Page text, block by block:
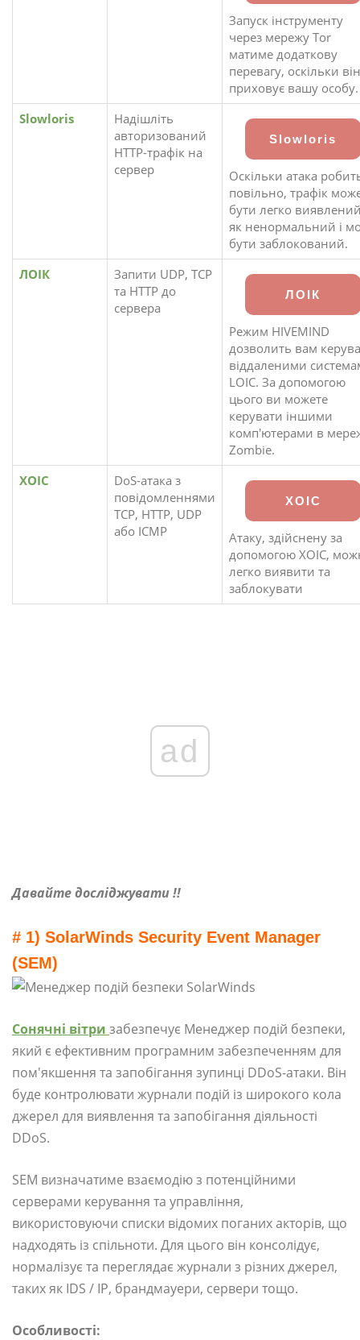
Запуск інструменту
через мережу Tor
матиме додаткову
перевагу, оскільки він
приховує вашу особу.
Slowloris
Надішліть
авторизований
HTTP-трафік на
сервер
Slowloris
Оскільки атака
повільно, трафік
бути легко
як ненормальний і
бути заблокований.
ЛОІК
Запити UDP, TCP
та HTTP до
сервера
ЛОІК
Режим HIVEMIND
дозволить вам
віддаленими
LOIC. За допомогою
цього ви можете
керувати іншими
комп'ютерами в
Zombie.
XOIC
DoS-атака з
повідомленнями
TCP, HTTP, UDP
або ICMP
XOIC
Атаку, здійснену за
допомогою XOIC,
легко виявити та
заблокувати
ad
Давайте досліджувати !!
# 1) SolarWinds Security Event Manager
(SEM)
Сонячні вітри забезпечує Менеджер подій безпеки,
який є ефективним програмним забезпеченням для
пом'якшення та запобігання зупинці DDoS-атаки. Він
буде контролювати журнали подій із широкого кола
джерел для виявлення та запобігання діяльності
DDoS.
SEM визначатиме взаємодію з потенційними
серверами керування та управління,
використовуючи списки відомих поганих акторів, що
надходять із спільноти. Для цього він консолідує,
нормалізує та переглядає журнали з різних джерел,
таких як IDS / IP, брандмауери, сервери тощо.
Особливості: